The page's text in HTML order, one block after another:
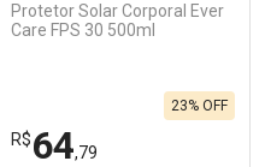
Protetor Solar Corporal Ever
Care FPS 30 500ml
R$64,79
23% OFF